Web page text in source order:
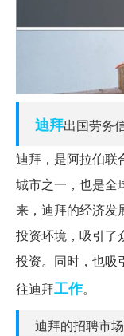
迪拜出国劳务
迪拜，是阿拉伯联
城市之一，也是全
来，迪拜的经济发
投资环境，吸引了
投资。同时，也吸
往迪拜工作。
迪拜的招聘市场